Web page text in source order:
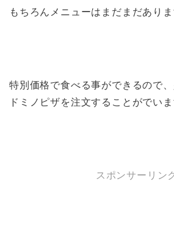
もちろんメニューはまだまだありま
特別価格で食べる事ができるので
ドミノピザを注文することがでい
スポンサーリン